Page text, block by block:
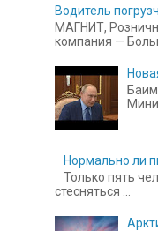
Водитель
МАГНИТ,
компания —
Нормально ли
Только пять
стесняться ...